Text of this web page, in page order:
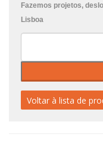
Fazemos projetos,
Lisboa
Voltar à lista de